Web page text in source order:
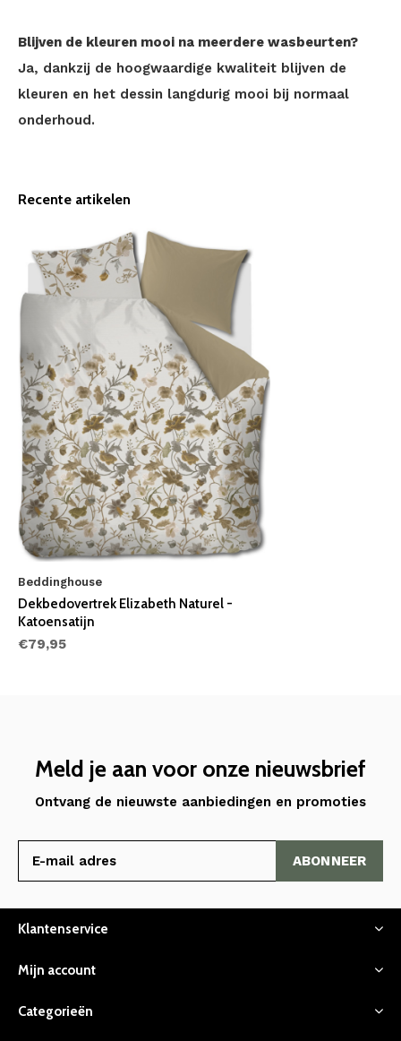
Blijven de kleuren mooi na meerdere wasbeurten?
Ja, dankzij de hoogwaardige kwaliteit blijven de
kleuren en het dessin langdurig mooi bij normaal
onderhoud.
Recente artikelen
Beddinghouse
Dekbedovertrek Elizabeth Naturel -
Katoensatijn
€79,95
Meld je aan voor onze nieuwsbrief
Ontvang de nieuwste aanbiedingen en promoties
ABONNEER
Klantenservice
Mijn account
Categorieën